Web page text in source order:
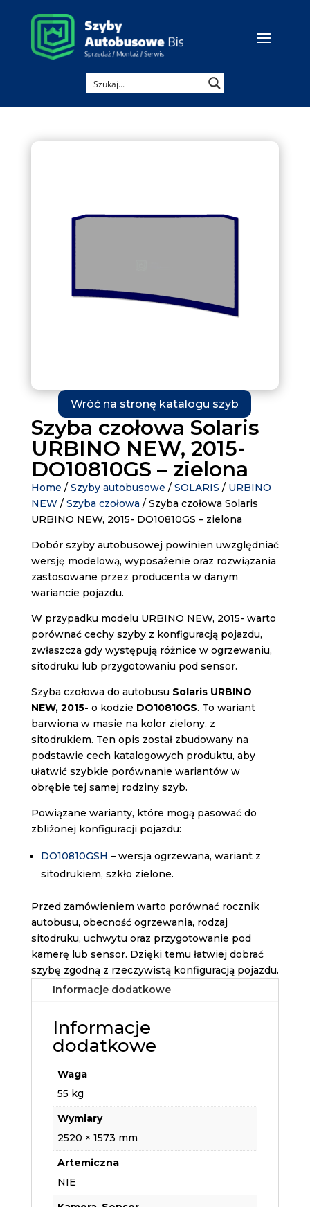
Wróć na stronę katalogu szyb
Szyba czołowa Solaris
URBINO NEW, 2015-
DO10810GS – zielona
Home / Szyby autobusowe / SOLARIS / URBINO
NEW/ Szyba czołowa / Szyba czołowa Solaris
URBINO NEW, 2015- DO10810GS – zielona
Dobór szyby autobusowej powinien uwzględniać
wersję modelową, wyposażenie oraz rozwiązania
zastosowane przez producenta w danym
wariancie pojazdu.
W przypadku modelu URBINO NEW, 2015- warto
porównać cechy szyby z konfiguracją pojazdu,
zwłaszcza gdy występują różnice w ogrzewaniu,
sitodruku lub przygotowaniu pod sensor.
Szyba czołowa do autobusu Solaris URBINO
NEW, 2015- o kodzie DO10810GS. To wariant
barwiona w masie na kolor zielony, z
sitodrukiem. Ten opis został zbudowany na
podstawie cech katalogowych produktu, aby
ułatwić szybkie porównanie wariantów w
obrębie tej samej rodziny szyb.
Powiązane warianty, które mogą pasować do
zbliżonej konfiguracji pojazdu:
DO10810GSH – wersja ogrzewana, wariant z
sitodrukiem, szkło zielone.
Przed zamówieniem warto porównać rocznik
autobusu, obecność ogrzewania, rodzaj
sitodruku, uchwytu oraz przygotowanie pod
kamerę lub sensor. Dzięki temu łatwiej dobrać
szybę zgodną z rzeczywistą konfiguracją pojazdu.
Informacje dodatkowe
Informacje
dodatkowe
Waga
55 kg
Wymiary
2520 × 1573 mm
Artemiczna
NIE